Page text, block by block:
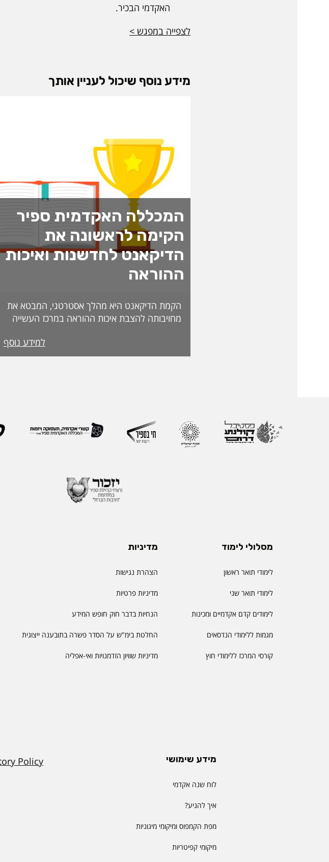
האקדמי הבכיר.
לצפייה במפגש >
מידע נוסף שיכול לעניין אותך
המכללה האקדמית ספיר
הקימה לראשונה את
הדיקאנט לחדשנות ואיכות
ההוראה
הקמת הדיקאנט היא מהלך אסטרטגי, המבטא את
מחויבותה להצבת איכות ההוראה במרכז העשייה
לאתגרי העתיד. בראש הדיקאנט עומדת אפרת
ליברמן, דיקאנית ההוראה, אשת חינוך ופדגוגיה
ההוראה הראשון שהוקם בספיר - מהלך המבטא
את החשיבות האסטרטגית שמעניקה המכללה
למצוינות בהוראה ולחוויית הלמידה של הסטודנטים
למידע נוסף
מסלולי לימוד
לימודי תואר ראשון
לימודי תואר שני
לימודים קדם אקדמיים ומכינות
מגמות ללימודי הנדסאים
קורסי המרכז ללימודי חוץ
מדיניות
הצהרת נגישות
מדיניות פרטיות
הנחיות בדבר חוק חופש המידע
החלטת בימ"ש על הסדר פשרה בתובענה ייצוגית
מדיניות שוויון הזדמנויות ואי-אפליה
מידע שימושי
לוח שנה אקדמי
איך להגיע?
מפת הקמפוס ומיקומי מיגוניות
מיקומי קפיטריות
Policy